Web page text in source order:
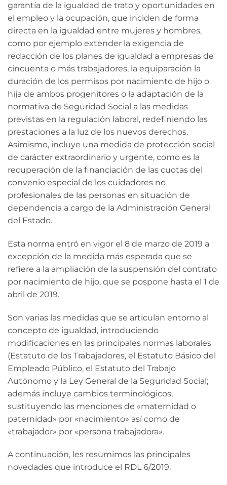
garantía de la igualdad de trato y oportunidades en
el empleo y la ocupación, que inciden de forma
directa en la igualdad entre mujeres y hombres,
como por ejemplo extender la exigencia de
redacción de los planes de igualdad a empresas de
cincuenta o más trabajadores, la equiparación la
duración de los permisos por nacimiento de hijo o
hija de ambos progenitores o la adaptación de la
normativa de Seguridad Social a las medidas
previstas en la regulación laboral, redefiniendo las
prestaciones a la luz de los nuevos derechos.
Asimismo, incluye una medida de protección social
de carácter extraordinario y urgente, como es la
recuperación de la financiación de las cuotas del
convenio especial de los cuidadores no
profesionales de las personas en situación de
dependencia a cargo de la Administración General
del Estado.
Esta norma entró en vigor el 8 de marzo de 2019 a
excepción de la medida más esperada que se
refiere a la ampliación de la suspensión del contrato
por nacimiento de hijo, que se pospone hasta el 1 de
abril de 2019.
Son varias las medidas que se articulan entorno al
concepto de igualdad, introduciendo
modificaciones en las principales normas laborales
(Estatuto de los Trabajadores, el Estatuto Básico del
Empleado Público, el Estatuto del Trabajo
Autónomo y la Ley General de la Seguridad Social;
además incluye cambios terminológicos,
sustituyendo las menciones de «maternidad o
paternidad» por «nacimiento» así como de
«trabajador» por «persona trabajadora».
A continuación, les resumimos las principales
novedades que introduce el RDL 6/2019.